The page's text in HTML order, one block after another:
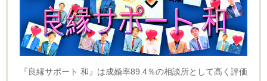
『良縁サポート 和』は成婚率89.4％の相談所として高く評価